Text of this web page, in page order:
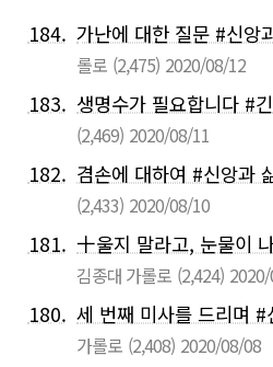
184. 가난에 대한 질문 #신앙
롤로 (2,475) 2020/08/12
183. 생명수가 필요합니다 #
(2,469) 2020/08/11
182. 겸손에 대하여 #신앙과
(2,433) 2020/08/10
181. 十울지 말라고, 눈물이
김종대 가롤로 (2,424)
180. 세 번째 미사를 드리며 #
가롤로 (2,408) 2020/08/08